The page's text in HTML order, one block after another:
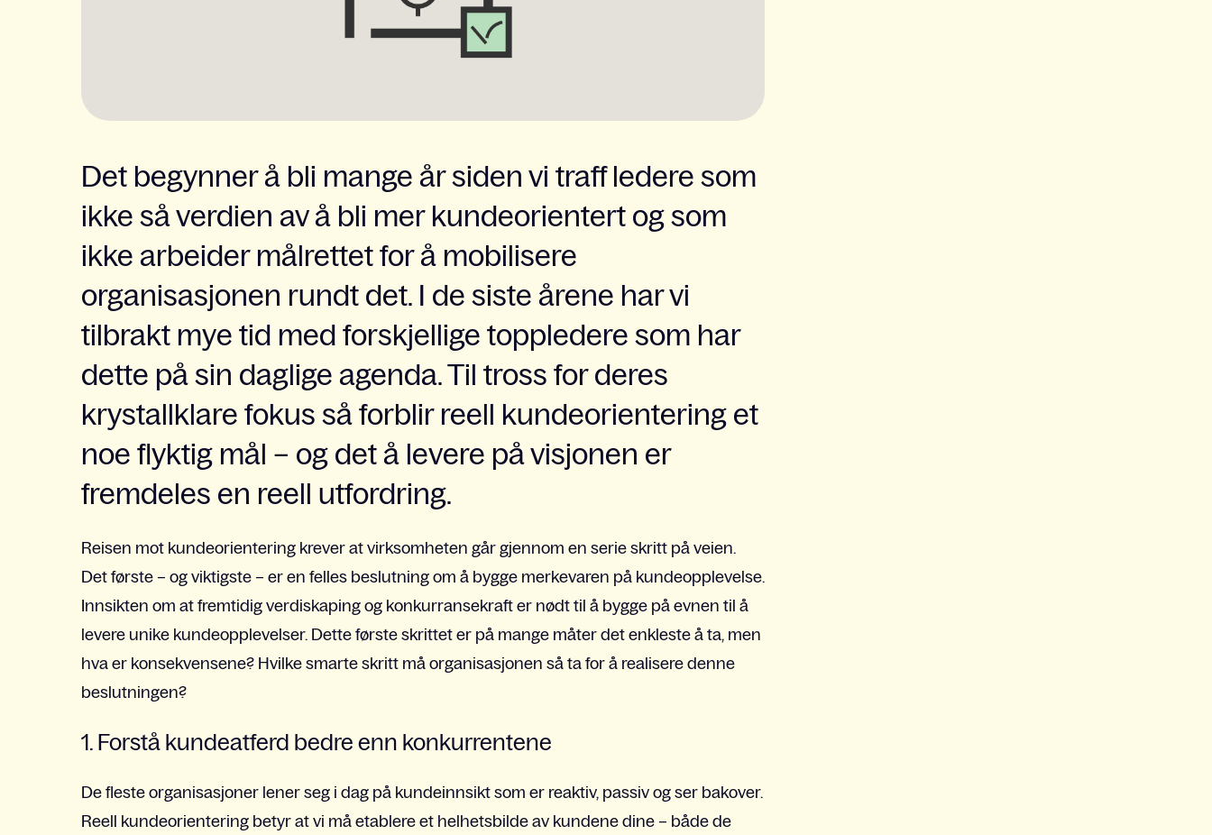
Det begynner å bli mange år siden vi traff ledere som
ikke så verdien av å bli mer kundeorientert og som
ikke arbeider målrettet for å mobilisere
organisasjonen rundt det. I de siste årene har vi
tilbrakt mye tid med forskjellige toppledere som har
dette på sin daglige agenda. Til tross for deres
krystallklare fokus så forblir reell kundeorientering et
noe flyktig mål – og det å levere på visjonen er
fremdeles en reell utfordring.
Reisen mot kundeorientering krever at virksomheten går gjennom en serie skritt på veien.
Det første – og viktigste – er en felles beslutning om å bygge merkevaren på kundeopplevelse.
Innsikten om at fremtidig verdiskaping og konkurransekraft er nødt til å bygge på evnen til å
levere unike kundeopplevelser. Dette første skrittet er på mange måter det enkleste å ta, men
hva er konsekvensene? Hvilke smarte skritt må organisasjonen så ta for å realisere denne
beslutningen?
1. Forstå kundeatferd bedre enn konkurrentene
De fleste organisasjoner lener seg i dag på kundeinnsikt som er reaktiv, passiv og ser bakover.
Reell kundeorientering betyr at vi må etablere et helhetsbilde av kundene dine – både de